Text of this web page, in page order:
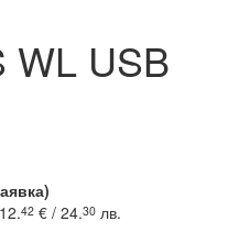
WL USB
42 € / 24.30 лв.